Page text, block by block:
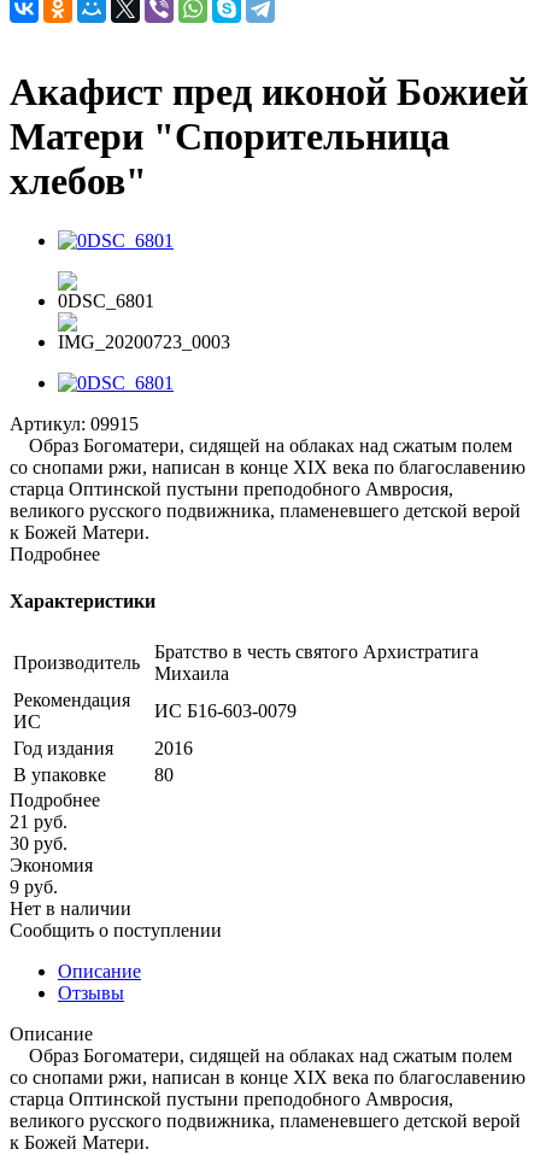
Акафист пред иконой Божией
Матери "Спорительница
хлебов"
Артикул: 09915
Образ Богоматери, сидящей на облаках над сжатым полем
со снопами ржи, написан в конце XIX века по благославению
старца Оптинской пустыни преподобного Амвросия,
великого русского подвижника, пламеневшего детской верой
к Божей Матери.
Подробнее
Характеристики
Производитель
Братство в честь святого Архистратига
Михаила
Рекомендация
ИС
ИС Б16-603-0079
Год издания
2016
В упаковке
80
Подробнее
21 руб.
30 руб.
Экономия
9 руб.
Нет в наличии
Сообщить о поступлении
Описание
Отзывы
Описание
Образ Богоматери, сидящей на облаках над сжатым полем
со снопами ржи, написан в конце XIX века по благославению
старца Оптинской пустыни преподобного Амвросия,
великого русского подвижника, пламеневшего детской верой
к Божей Матери.